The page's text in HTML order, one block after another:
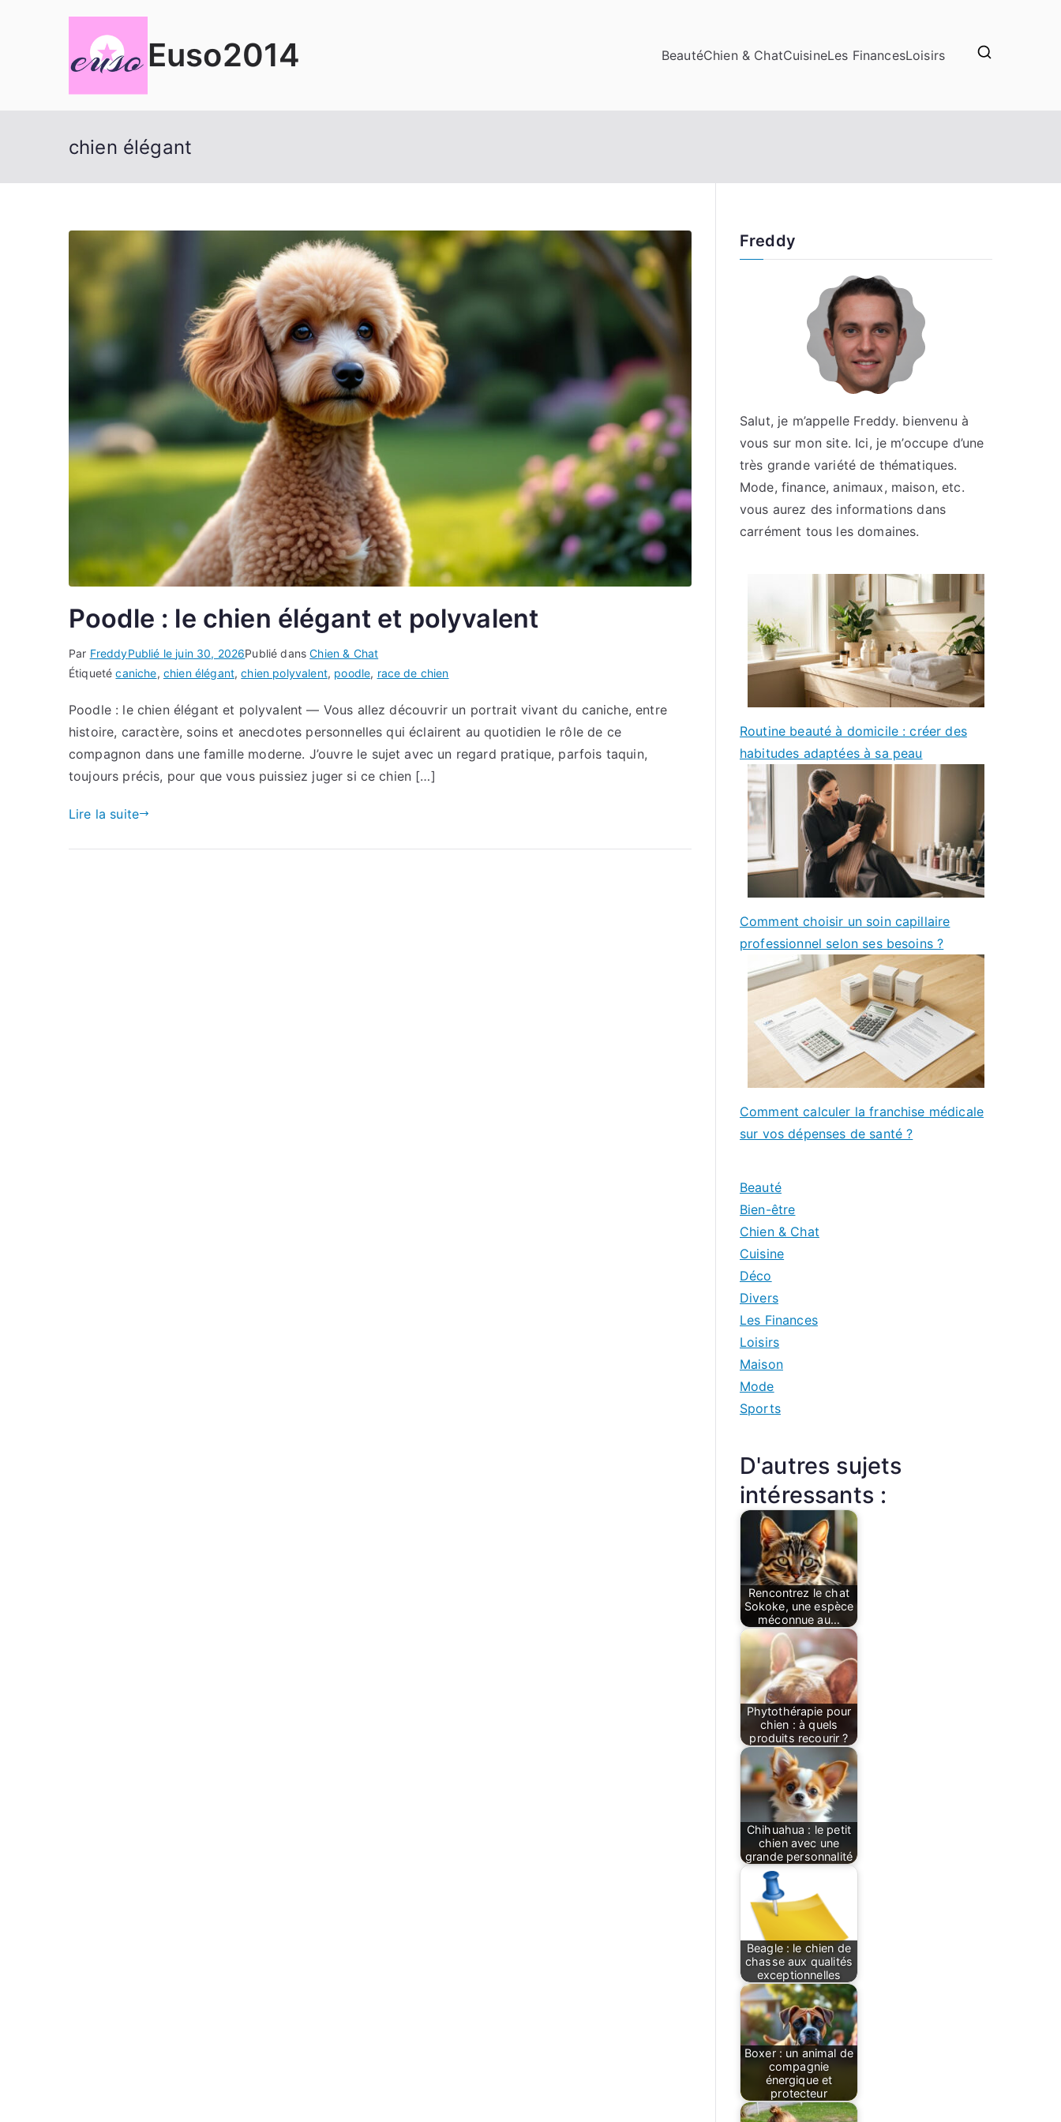
Euso2014 BeautéChien & ChatCuisineLes FinancesLoisirs
chien élégant
Poodle : le chien élégant et polyvalent
Par FreddyPublié le juin 30, 2026Publié dansChien & Chat
Étiquetécaniche, chien élégant,chien polyvalent, poodle, race de chien
Poodle : le chien élégant et polyvalent — Vous allez découvrir un portrait vivant du caniche, entre
histoire, caractère, soins et anecdotes personnelles qui éclairent au quotidien le rôle de ce
compagnon dans une famille moderne. J’ouvre le sujet avec un regard pratique, parfois taquin,
toujours précis, pour que vous puissiez juger si ce chien […]
Lire la suite
Freddy
Salut, je m’appelle Freddy. bienvenu à
vous sur mon site. Ici, je m’occupe d’une
très grande variété de thématiques.
Mode, finance, animaux, maison, etc.
vous aurez des informations dans
carrément tous les domaines.
Routine beauté à domicile : créer des
habitudes adaptées à sa peau
Comment choisir un soin capillaire
professionnel selon ses besoins ?
Comment calculer la franchise médicale
sur vos dépenses de santé ?
Beauté
Bien-être
Chien & Chat
Cuisine
Déco
Divers
Les Finances
Loisirs
Maison
Mode
Sports
D'autres sujets
intéressants :
Rencontrez le chat
Sokoke, une espèce
méconnue au…
Phytothérapie pour
chien : à quels
produits recourir ?
Chihuahua : le petit
chien avec une
grande personnalité
Beagle : le chien de
chasse aux qualités
exceptionnelles
Boxer : un animal de
compagnie
énergique et
protecteur